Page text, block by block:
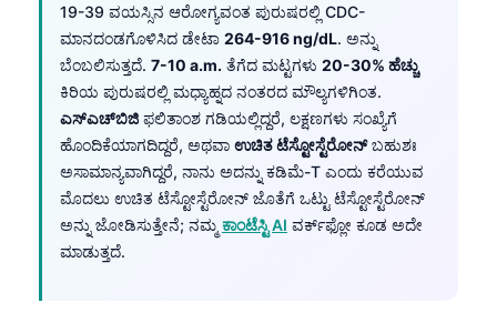
19-39 ವಯಸ್ಸಿನ ಆರೋಗ್ಯವಂತ ಪುರುಷರಲ್ಲಿ CDC-
ಮಾನದಂಡಗೊಳಿಸಿದ ಡೇಟಾ 264-916 ng/dL. ಅನ್ನು
ಬೆಂಬಲಿಸುತ್ತದೆ. 7-10 a.m. ತೆಗೆದ ಮಟ್ಟಗಳು 20-30% ಹೆಚ್ಚು
ಕಿರಿಯ ಪುರುಷರಲ್ಲಿ ಮಧ್ಯಾಹ್ನದ ನಂತರದ ಮೌಲ್ಯಗಳಿಗಿಂತ.
ಎಸ್‌ಎಚ್‌ಬಿಜಿಫಲಿತಾಂಶ ಗಡಿಯಲ್ಲಿದ್ದರೆ, ಲಕ್ಷಣಗಳು ಸಂಖ್ಯೆಗೆ
ಹೊಂದಿಕೆಯಾಗದಿದ್ದರೆ, ಅಥವಾ ಉಚಿತ ಟೆಸ್ಟೋಸ್ಟೆರೋನ್ಬಹುಶಃ
ಅಸಾಮಾನ್ಯವಾಗಿದ್ದರೆ, ನಾನು ಅದನ್ನು ಕಡಿಮೆ-T ಎಂದು ಕರೆಯುವ
ಮೊದಲು ಉಚಿತ ಟೆಸ್ಟೋಸ್ಟೆರೋನ್ ಜೊತೆಗೆ ಒಟ್ಟು ಟೆಸ್ಟೋಸ್ಟೆರೋನ್
ಅನ್ನು ಜೋಡಿಸುತ್ತೇನೆ; ನಮ್ಮ ಕಾಂಟೆಸ್ಟಿ AI ವರ್ಕ್‌ಫ್ಲೋ ಕೂಡ ಅದೇ
ಮಾಡುತ್ತದೆ.